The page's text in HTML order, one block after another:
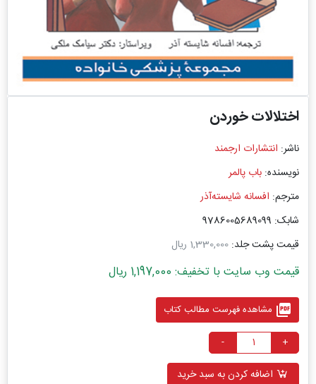
اختلالات خوردن
ناشر: انتشارات ارجمند
نویسنده: باب پالمر
مترجم: افسانه شایسته‌آذر
شابک: 9786005689099
قیمت پشت جلد: 1,330,000 ریال
قیمت وب سایت با تخفیف: 1,197,000 ریال
picture_as_pdf مشاهده فهرست مطالب کتاب
+
-
اضافه کردن به سبد خرید